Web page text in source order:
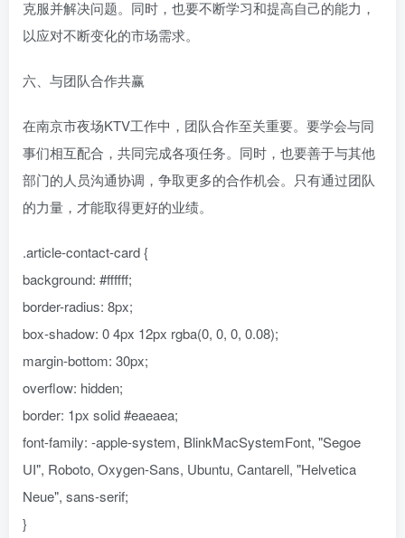
克服并解决问题。同时，也要不断学习和提高自己的能力，
以应对不断变化的市场需求。
六、与团队合作共赢
在南京市夜场KTV工作中，团队合作至关重要。要学会与同
事们相互配合，共同完成各项任务。同时，也要善于与其他
部门的人员沟通协调，争取更多的合作机会。只有通过团队
的力量，才能取得更好的业绩。
.article-contact-card {
background: #ffffff;
border-radius: 8px;
box-shadow: 0 4px 12px rgba(0, 0, 0, 0.08);
margin-bottom: 30px;
overflow: hidden;
border: 1px solid #eaeaea;
font-family: -apple-system, BlinkMacSystemFont, "Segoe
UI", Roboto, Oxygen-Sans, Ubuntu, Cantarell, "Helvetica
Neue", sans-serif;
}